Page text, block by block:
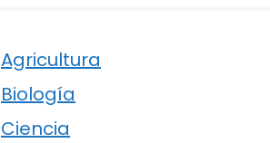
Agricultura
Biología
Ciencia